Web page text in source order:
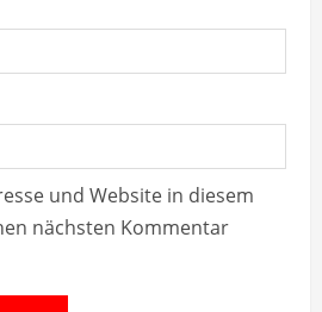
und Website in diesem
nächsten Kommentar